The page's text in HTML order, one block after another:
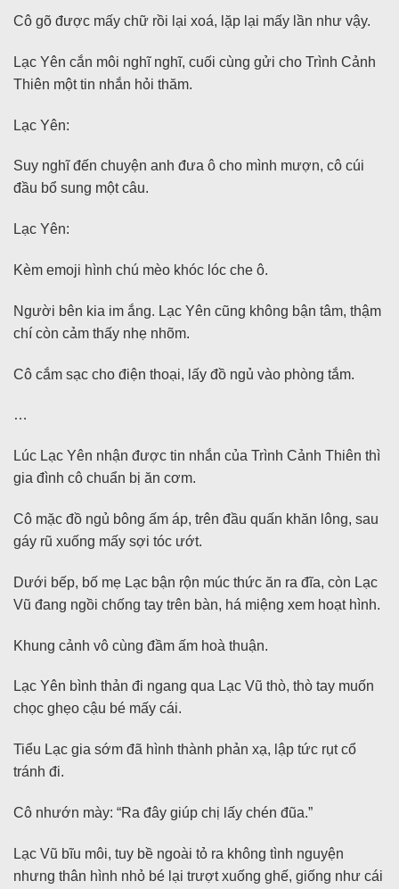
Cô gõ được mấy chữ rồi lại xoá, lặp lại mấy lần như vậy.
Lạc Yên cắn môi nghĩ nghĩ, cuối cùng gửi cho Trình Cảnh
Thiên một tin nhắn hỏi thăm.
Lạc Yên:
Suy nghĩ đến chuyện anh đưa ô cho mình mượn, cô cúi
đầu bổ sung một câu.
Lạc Yên:
Kèm emoji hình chú mèo khóc lóc che ô.
Người bên kia im ắng. Lạc Yên cũng không bận tâm, thậm
chí còn cảm thấy nhẹ nhõm.
Cô cắm sạc cho điện thoại, lấy đồ ngủ vào phòng tắm.
…
Lúc Lạc Yên nhận được tin nhắn của Trình Cảnh Thiên thì
gia đình cô chuẩn bị ăn cơm.
Cô mặc đồ ngủ bông ấm áp, trên đầu quấn khăn lông, sau
gáy rũ xuống mấy sợi tóc ướt.
Dưới bếp, bố mẹ Lạc bận rộn múc thức ăn ra đĩa, còn Lạc
Vũ đang ngồi chống tay trên bàn, há miệng xem hoạt hình.
Khung cảnh vô cùng đầm ấm hoà thuận.
Lạc Yên bình thản đi ngang qua Lạc Vũ thò, thò tay muốn
chọc ghẹo cậu bé mấy cái.
Tiểu Lạc gia sớm đã hình thành phản xạ, lập tức rụt cổ
tránh đi.
Cô nhướn mày: “Ra đây giúp chị lấy chén đũa.”
Lạc Vũ bĩu môi, tuy bề ngoài tỏ ra không tình nguyện
nhưng thân hình nhỏ bé lại trượt xuống ghế, giống như cái